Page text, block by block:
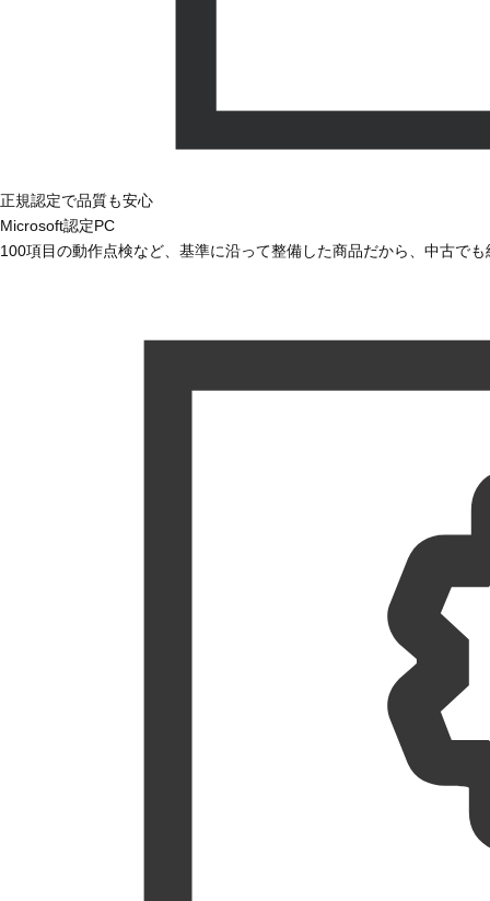
正規認定で品質も安心
Microsoft認定PC
100項目の動作点検など、基準に沿って整備した商品だから、中古で